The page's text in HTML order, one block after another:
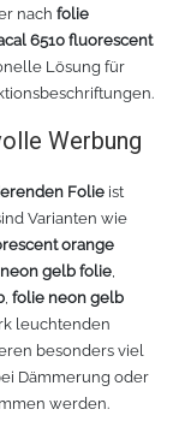
nach folie
6510 fluorescent
Lösung für
Werbung
Folie ist
Varianten wie
orange
neon gelb folie,
, folie neon gelb
leuchtenden
besonders viel
Dämmerung oder
werden.